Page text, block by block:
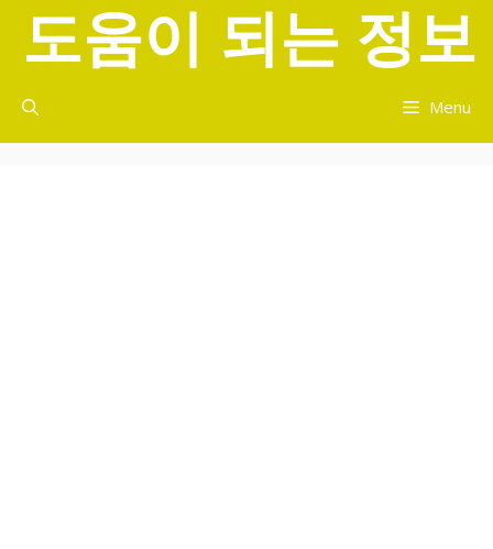
너
도움이 되는 정보
Menu